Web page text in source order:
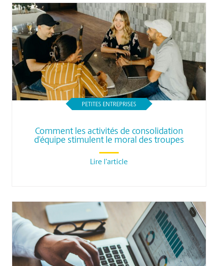
PETITES ENTREPRISES
Comment les activités de consolidation
d’équipe stimulent le moral des troupes
Lire l'article